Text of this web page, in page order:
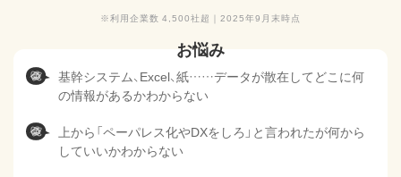
利用企業数 4,500社超｜2025年9月末時点
基幹システム、Excel、紙……データが散在してどこに何
の情報があるかわからない
上から「ペーパレス化やDXをしろ」と言われたが何から
していいかわからない